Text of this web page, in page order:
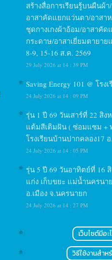
สร้างสื่อการเรียนรู้บนผืนผ้
อาสาคัดแยกแว่นตา/อาสา
ชุดกางเกงผ้าอ้อม/อาสาคั
กระดาษ/อาสาเยี่ยมตายาย
8-9, 15-16 ส.ค. 2569
29 July 2026 at 14 : 39 PM
Saving Energy 101 @ โรง
24 July 2026 at 14 : 09 PM
รุ่น 1 ปี 69 วันเสาร์ที่ 22 สิ
แต้มสีเติมฝัน ( ซ่อมแซม +
โรงเรียนบ้านปากคลอง17
24 July 2026 at 14 : 05 PM
รุ่น 5 ปี 69 วันอาทิตย์ที่ 16
แก่ง เก็บขยะ แม่น้ำนครนา
อ.เมือง จ.นครนายก
24 July 2026 at 14 : 27 PM
เว็บไซต์มีอะ
วิธีใช้งานสำ